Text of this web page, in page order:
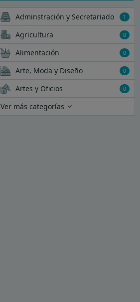
Adminstración y Secretariado 1
Agricultura 0
Alimentación 0
Arte, Moda y Diseño 0
Artes y Oficios 0
Ver más categorías